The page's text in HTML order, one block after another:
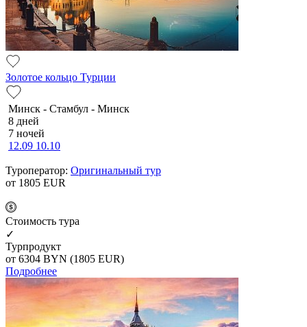
Золотое кольцо Турции
Минск - Стамбул - Минск
8 дней
7 ночей
12.09 10.10
Туроператор: Оригинальный тур
от 1805 EUR
Cтоимость тура
✓
Турпродукт
от 6304 BYN (1805 EUR)
Подробнее